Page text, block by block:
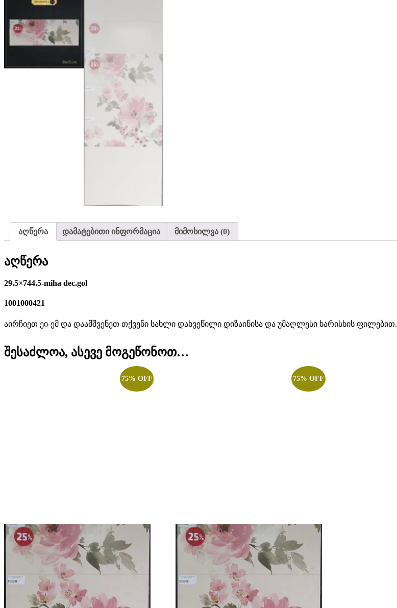
აღწერა დამატებითი ინფორმაცია მიმოხილვა (0)
აღწერა
29.5×744.5-miha dec.gol
1001000421
აირჩიეთ ეი-ემ და დაამშვენეთ თქვენი სახლი დახვეწილი დიზაინისა და უმაღლესი ხარისხის ფილებით.
შესაძლოა, ასევე მოგეწონოთ…
75% OFF 75% OFF